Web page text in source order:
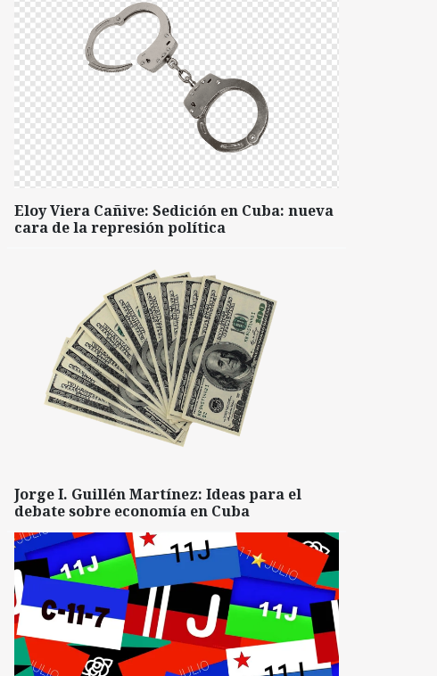
Eloy Viera Cañive: Sedición en Cuba: nueva
cara de la represión política
Jorge I. Guillén Martínez: Ideas para el
debate sobre economía en Cuba